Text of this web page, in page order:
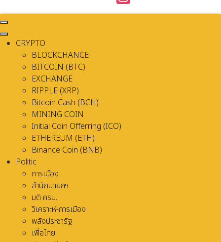
Instagram
CRYPTO
BLOCKCHANCE
BITCOIN (BTC)
EXCHANGE
RIPPLE (XRP)
Bitcoin Cash (BCH)
MINING COIN
Initial Coin Offerring (ICO)
ETHEREUM (ETH)
Binance Coin (BNB)
Politic
การเมือง
สำนักนายกฯ
มติ ครม.
วิเคราะห์-การเมือง
พลังประชารัฐ
เพื่อไทย